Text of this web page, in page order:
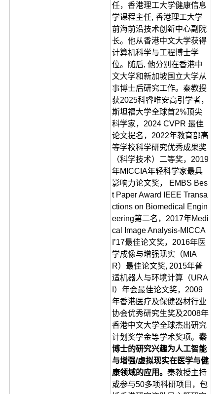
任，香港理工大学健康信息
学课程主任, 香港理工大学
前海前沿技术创新中心副院
长。他从香港中文大学获得
计算机科学与工程博士学
位。随后, 他分别在香港中
文大学和新加坡国立大学从
事博士后研究工作。秦教授
获2025科睿唯安高引学者，
斯坦福大学全球首2%顶尖
科学家，2024 CVPR 最佳
论文提名，2022年教育部高
等学校科学研究优秀成果奖
（科学技术）二等奖，2019
年MICCIA年轻科学家最具
影响力论文奖， EMBS Bes
t Paper Award IEEE Transa
ctions on Biomedical Engin
eering第二名，2017年Medi
cal Image Analysis-MICCA
I’17最佳论文奖，2016年医
学成像与增强现实（MIA
R）最佳论文奖, 2015年普
适机器人与环境计算（URA
I）年会最佳论文奖，2009
年香港医疗及保健器材行业
协会优秀研究生奖及2008年
香港中文大学全球杰出研究
计划奖学金等学术奖项。秦
博士的研究兴趣为人工智能
与增强/虚拟现实在医学与健
康领域的应用。秦教授主持
或参与50多项科研项目，包